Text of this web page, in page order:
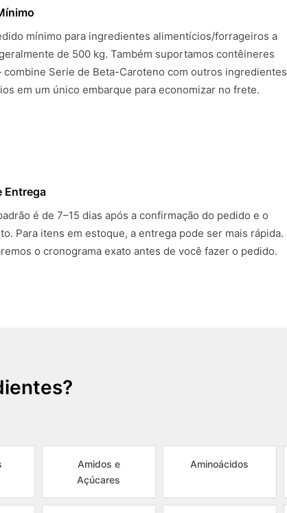
mínimo para ingredientes alimentícios/forrageiros a
de 500 kg. Também suportamos contêineres
Serie de Beta-Caroteno com outros ingredientes
em um único embarque para economizar no frete.
Entrega
é de 7–15 dias após a confirmação do pedido e o
Para itens em estoque, a entrega pode ser mais rápida.
o cronograma exato antes de você fazer o pedido.
Amidos e
Açúcares
Aminoácidos